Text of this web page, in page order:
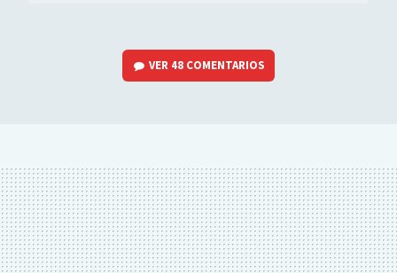
VER 48 COMENTARIOS